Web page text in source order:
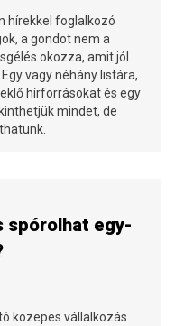
hírekkel foglalkozó
a gondot nem a
okozza, amit jól
vagy néhány listára,
hírforrásokat és egy
mindet, de
spórolhat egy-
közepes vállalkozás